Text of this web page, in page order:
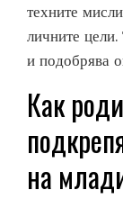
техните
личните
и подобрява
Как
на